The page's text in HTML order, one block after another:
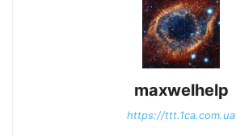
maxwelhelp
https://ttt.1ca.com.ua